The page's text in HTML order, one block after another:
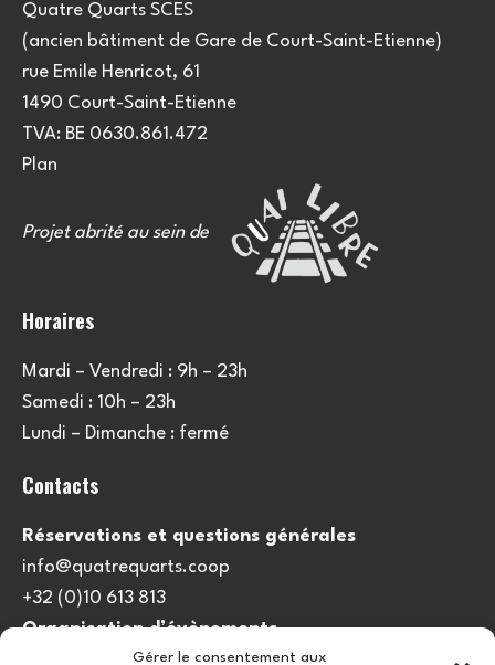
Gérer le consentement aux
Quatre Quarts SCES
(ancien bâtiment de Gare de Court-Saint-Etienne)
rue Emile Henricot, 61
1490 Court-Saint-Etienne
TVA: BE 0630.861.472
Plan
Projet abrité au sein de
Horaires
Mardi – Vendredi : 9h – 23h
Samedi : 10h – 23h
Lundi – Dimanche : fermé
Contacts
Réservations et questions générales
info@quatrequarts.coop
+32 (0)10 613 813
Organisation d’évènements
viedulieu@quatrequarts.coop